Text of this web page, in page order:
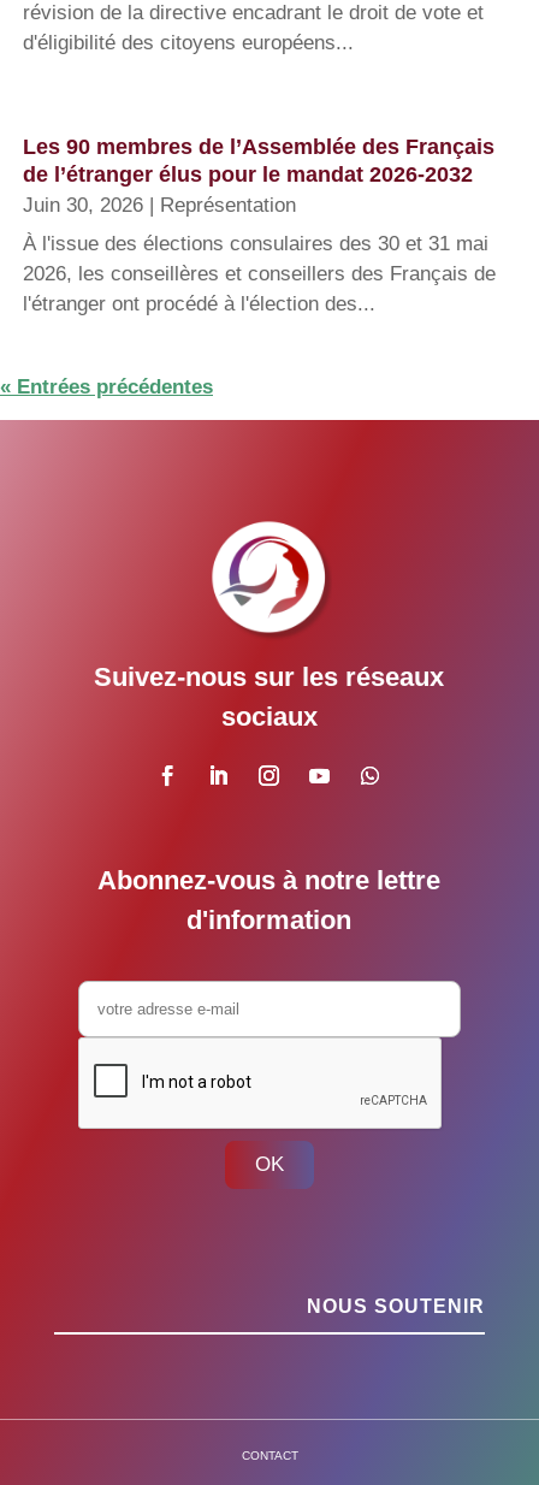
révision de la directive encadrant le droit de vote et
d'éligibilité des citoyens européens...
Les 90 membres de l’Assemblée des Français
de l’étranger élus pour le mandat 2026-2032
Juin 30, 2026 | Représentation
À l'issue des élections consulaires des 30 et 31 mai
2026, les conseillères et conseillers des Français de
l'étranger ont procédé à l'élection des...
« Entrées précédentes
Suivez-nous sur les réseaux
sociaux
Abonnez-vous à notre lettre
d'information
OK
NOUS SOUTENIR
CONTACT